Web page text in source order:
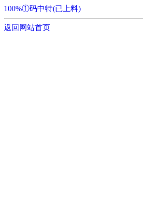
100%①码中特(已上料)
返回网站首页